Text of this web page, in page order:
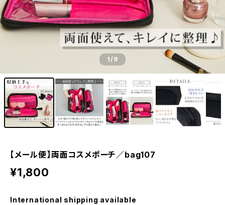
1/9
【メール便】両面コスメポーチ／bag107
¥1,800
International shipping available